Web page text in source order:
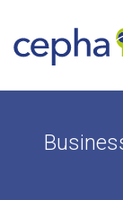
contenu